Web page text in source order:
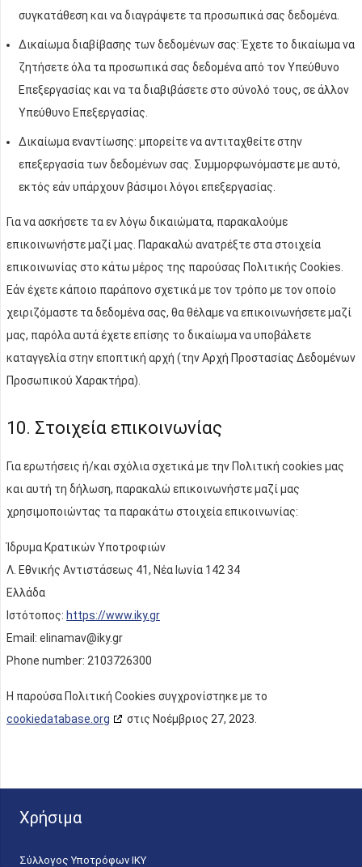
συγκατάθεση και να διαγράψετε τα προσωπικά σας δεδομένα.
Δικαίωμα διαβίβασης των δεδομένων σας: Έχετε το δικαίωμα να
ζητήσετε όλα τα προσωπικά σας δεδομένα από τον Υπεύθυνο
Επεξεργασίας και να τα διαβιβάσετε στο σύνολό τους, σε άλλον
Υπεύθυνο Επεξεργασίας.
Δικαίωμα εναντίωσης: μπορείτε να αντιταχθείτε στην
επεξεργασία των δεδομένων σας. Συμμορφωνόμαστε με αυτό,
εκτός εάν υπάρχουν βάσιμοι λόγοι επεξεργασίας.
Για να ασκήσετε τα εν λόγω δικαιώματα, παρακαλούμε
επικοινωνήστε μαζί μας. Παρακαλώ ανατρέξτε στα στοιχεία
επικοινωνίας στο κάτω μέρος της παρούσας Πολιτικής Cookies.
Εάν έχετε κάποιο παράπονο σχετικά με τον τρόπο με τον οποίο
χειριζόμαστε τα δεδομένα σας, θα θέλαμε να επικοινωνήσετε μαζί
μας, παρόλα αυτά έχετε επίσης το δικαίωμα να υποβάλετε
καταγγελία στην εποπτική αρχή (την Αρχή Προστασίας Δεδομένων
Προσωπικού Χαρακτήρα).
10. Στοιχεία επικοινωνίας
Για ερωτήσεις ή/και σχόλια σχετικά με την Πολιτική cookies μας
και αυτή τη δήλωση, παρακαλώ επικοινωνήστε μαζί μας
χρησιμοποιώντας τα παρακάτω στοιχεία επικοινωνίας:
Ίδρυμα Κρατικών Υποτροφιών
Λ. Εθνικής Αντιστάσεως 41, Νέα Ιωνία 142 34
Ελλάδα
Ιστότοπος: https://www.iky.gr
Email: elinamav@iky.gr
Phone number: 2103726300
Η παρούσα Πολιτική Cookies συγχρονίστηκε με το
cookiedatabase.org
στις Νοέμβριος 27, 2023.
Χρήσιμα
Σύλλογος Υποτρόφων ΙΚΥ